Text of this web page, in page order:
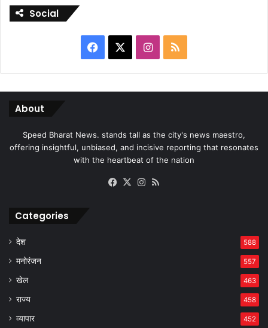
Social
Facebook Instagram
RSS
About
Speed Bharat News. stands tall as the city's news maestro,
offering insightful, unbiased, and incisive reporting that resonates
with the heartbeat of the nation
Facebook
X Instagram
Categories
देश 588
मनोरंजन 557
खेल 463
राज्य 458
व्यापार 452